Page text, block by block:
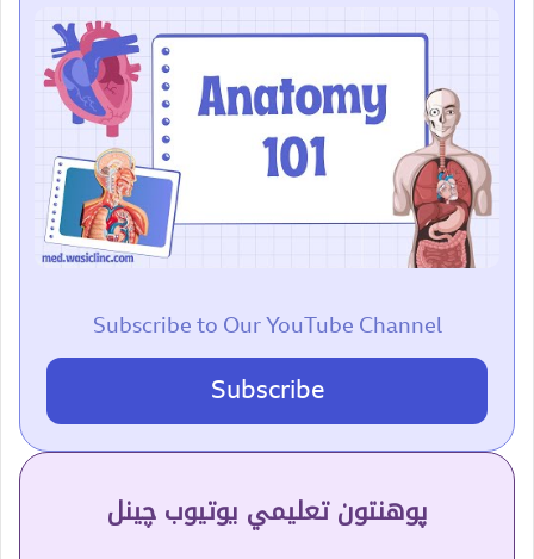
Subscribe to Our YouTube Channel
Subscribe
پوهنتون تعلیمي یوتیوب چینل